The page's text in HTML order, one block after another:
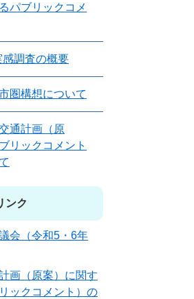
パブリックコメ
調査の概要
圏構想について
通計画（原
リックコメント
ンク
会（令和5・6年
画（原案）に関す
ックコメント）の